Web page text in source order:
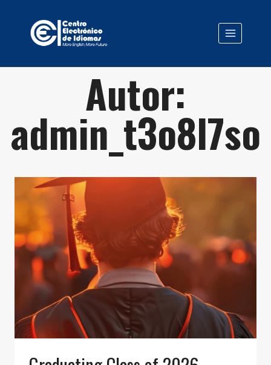
contenido
Autor:
admin_t3o8l7so